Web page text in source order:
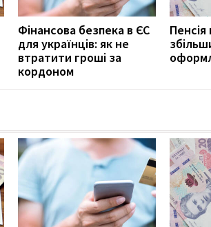
Фінансова безпека в ЄС
для українців: як не
втратити гроші за
кордоном
Пенсія